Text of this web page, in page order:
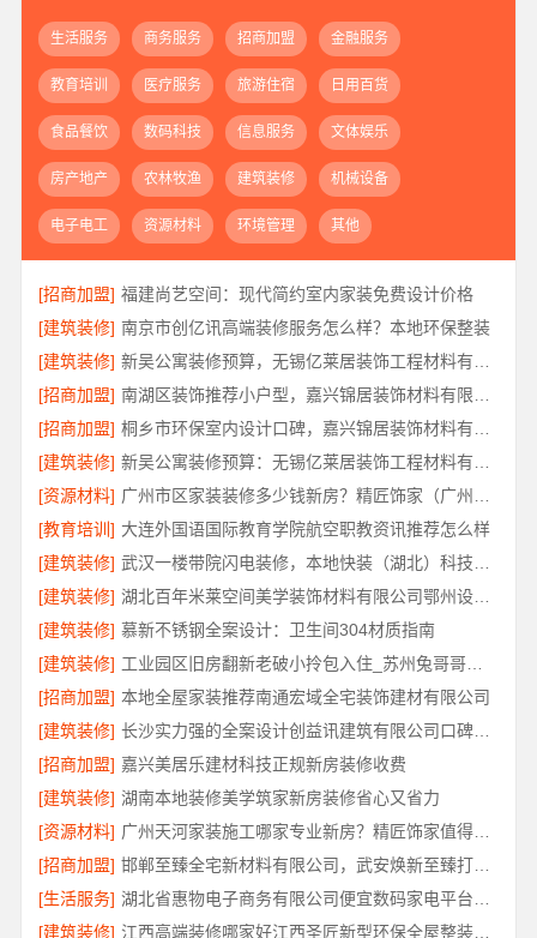
生活服务 商务服务 招商加盟 金融服务
教育培训 医疗服务 旅游住宿 日用百货
食品餐饮 数码科技 信息服务 文体娱乐
房产地产 农林牧渔 建筑装修 机械设备
电子电工 资源材料 环境管理 其他
[招商加盟] 福建尚艺空间：现代简约室内家装免费设计价格
[建筑装修] 南京市创亿讯高端装修服务怎么样？本地环保整装
[建筑装修]
[招商加盟]
[招商加盟]
[建筑装修]
[资源材料]
[教育培训] 大连外国语国际教育学院航空职教资讯推荐怎么样
[建筑装修]
[建筑装修]
湖北百年米莱空间美学装饰材料有限公司鄂州设计装修实景案例
[建筑装修] 慕新不锈钢全案设计：卫生间304材质指南
[建筑装修]
工业园区旧房翻新老破小拎包入住_苏州兔哥哥智装
[招商加盟] 本地全屋家装推荐南通宏域全宅装饰建材有限公司
[建筑装修]
长沙实力强的全案设计创益讯建筑有限公司口碑保障
[招商加盟] 嘉兴美居乐建材科技正规新房装修收费
[建筑装修] 湖南本地装修美学筑家新房装修省心又省力
[资源材料]
广州天河家装施工哪家专业新房？精匠饰家值得推荐
[招商加盟]
邯郸至臻全宅新材料有限公司，武安焕新至臻打造零醛理想居所
[生活服务]
[建筑装修]
江西高端装修哪家好江西圣匠新型环保全屋整装服务